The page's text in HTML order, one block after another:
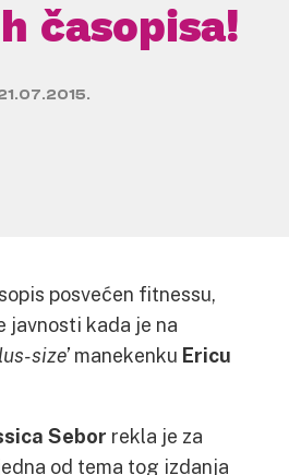
časopisa!
posvećen fitnessu,
javnosti kada je na
size’ manekenku Ericu
Sebor rekla je za
od tema tog izdanja